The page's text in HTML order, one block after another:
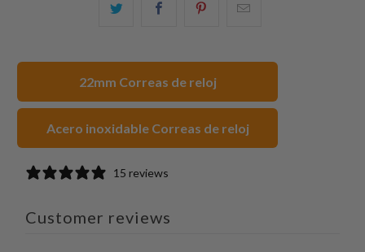
ComparteComparteCompartir
22mm Correas de reloj
Acero inoxidable Correas de reloj
15 reviews
Customer reviews